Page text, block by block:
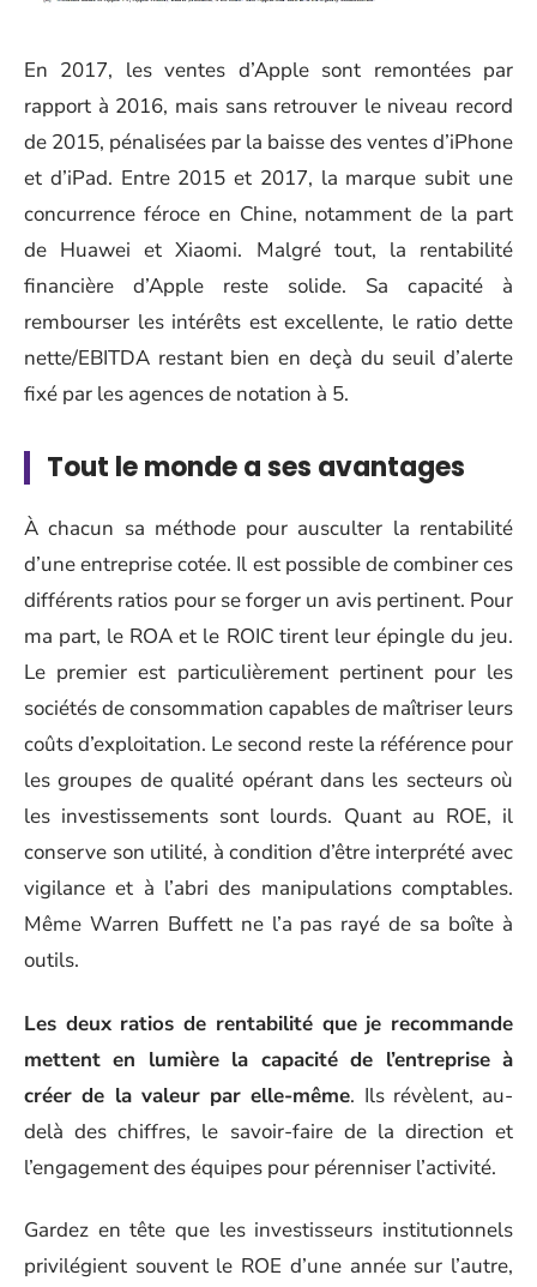
En 2017, les ventes d’Apple sont remontées par
rapport à 2016, mais sans retrouver le niveau record
de 2015, pénalisées par la baisse des ventes d’iPhone
et d’iPad. Entre 2015 et 2017, la marque subit une
concurrence féroce en Chine, notamment de la part
de Huawei et Xiaomi. Malgré tout, la rentabilité
financière d’Apple reste solide. Sa capacité à
rembourser les intérêts est excellente, le ratio dette
nette/EBITDA restant bien en deçà du seuil d’alerte
fixé par les agences de notation à 5.
Tout le monde a ses avantages
À chacun sa méthode pour ausculter la rentabilité
d’une entreprise cotée. Il est possible de combiner ces
différents ratios pour se forger un avis pertinent. Pour
ma part, le ROA et le ROIC tirent leur épingle du jeu.
Le premier est particulièrement pertinent pour les
sociétés de consommation capables de maîtriser leurs
coûts d’exploitation. Le second reste la référence pour
les groupes de qualité opérant dans les secteurs où
les investissements sont lourds. Quant au ROE, il
conserve son utilité, à condition d’être interprété avec
vigilance et à l’abri des manipulations comptables.
Même Warren Buffett ne l’a pas rayé de sa boîte à
outils.
Les deux ratios de rentabilité que je recommande
mettent en lumière la capacité de l’entreprise à
créer de la valeur par elle-même. Ils révèlent, au-
delà des chiffres, le savoir-faire de la direction et
l’engagement des équipes pour pérenniser l’activité.
Gardez en tête que les investisseurs institutionnels
privilégient souvent le ROE d’une année sur l’autre,